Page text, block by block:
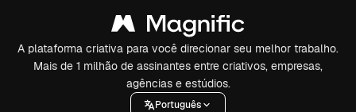
A plataforma criativa para você direcionar seu melhor trabalho.
Mais de 1 milhão de assinantes entre criativos, empresas,
agências e estúdios.
Português